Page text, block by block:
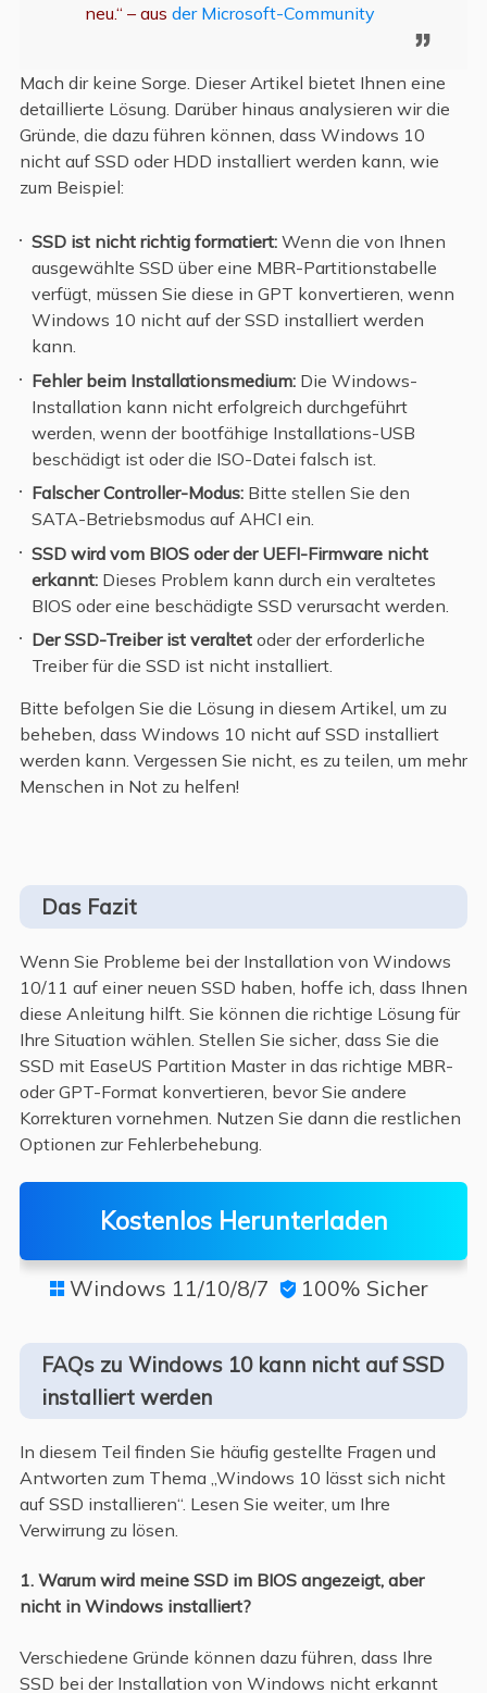
neu.“ – aus der Microsoft-Community
Mach dir keine Sorge. Dieser Artikel bietet Ihnen eine
detaillierte Lösung. Darüber hinaus analysieren wir die
Gründe, die dazu führen können, dass Windows 10
nicht auf SSD oder HDD installiert werden kann, wie
zum Beispiel:
SSD ist nicht richtig formatiert: Wenn die von Ihnen
ausgewählte SSD über eine MBR-Partitionstabelle
verfügt, müssen Sie diese in GPT konvertieren, wenn
Windows 10 nicht auf der SSD installiert werden
kann.
Fehler beim Installationsmedium: Die Windows-
Installation kann nicht erfolgreich durchgeführt
werden, wenn der bootfähige Installations-USB
beschädigt ist oder die ISO-Datei falsch ist.
Falscher Controller-Modus: Bitte stellen Sie den
SATA-Betriebsmodus auf AHCI ein.
SSD wird vom BIOS oder der UEFI-Firmware nicht
erkannt: Dieses Problem kann durch ein veraltetes
BIOS oder eine beschädigte SSD verursacht werden.
Der SSD-Treiber ist veraltet oder der erforderliche
Treiber für die SSD ist nicht installiert.
Bitte befolgen Sie die Lösung in diesem Artikel, um zu
beheben, dass Windows 10 nicht auf SSD installiert
werden kann. Vergessen Sie nicht, es zu teilen, um mehr
Menschen in Not zu helfen!
Das Fazit
Wenn Sie Probleme bei der Installation von Windows
10/11 auf einer neuen SSD haben, hoffe ich, dass Ihnen
diese Anleitung hilft. Sie können die richtige Lösung für
Ihre Situation wählen. Stellen Sie sicher, dass Sie die
SSD mit EaseUS Partition Master in das richtige MBR-
oder GPT-Format konvertieren, bevor Sie andere
Korrekturen vornehmen. Nutzen Sie dann die restlichen
Optionen zur Fehlerbehebung.
Kostenlos Herunterladen
 Windows 11/10/8/7  100% Sicher
FAQs zu Windows 10 kann nicht auf SSD
installiert werden
In diesem Teil finden Sie häufig gestellte Fragen und
Antworten zum Thema „Windows 10 lässt sich nicht
auf SSD installieren“. Lesen Sie weiter, um Ihre
Verwirrung zu lösen.
1. Warum wird meine SSD im BIOS angezeigt, aber
nicht in Windows installiert?
Verschiedene Gründe können dazu führen, dass Ihre
SSD bei der Installation von Windows nicht erkannt